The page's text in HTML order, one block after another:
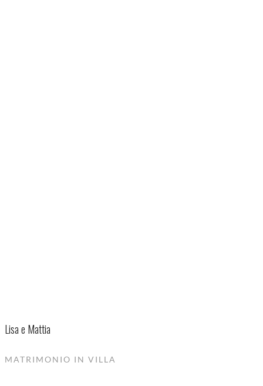
Lisa e Mattia
MATRIMONIO IN VILLA